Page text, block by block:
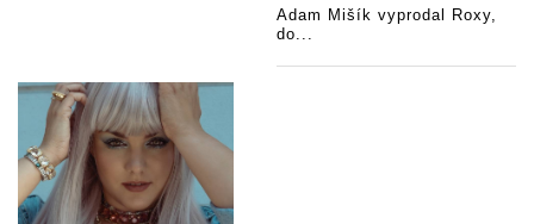
Adam Mišík vyprodal Roxy,
do...